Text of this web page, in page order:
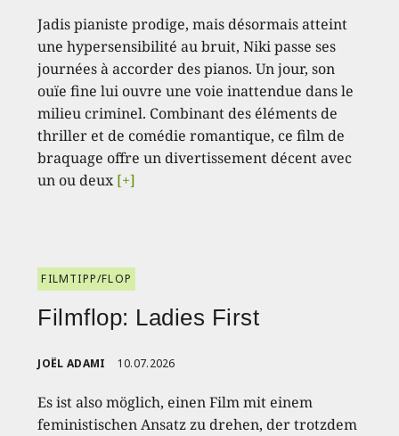
Jadis pianiste prodige, mais désormais atteint
une hypersensibilité au bruit, Niki passe ses
journées à accorder des pianos. Un jour, son
ouïe fine lui ouvre une voie inattendue dans le
milieu criminel. Combinant des éléments de
thriller et de comédie romantique, ce film de
braquage offre un divertissement décent avec
un ou deux[+]
FILMTIPP/FLOP
Filmflop: Ladies First
JOËL ADAMI 10.07.2026
Es ist also möglich, einen Film mit einem
feministischen Ansatz zu drehen, der trotzdem